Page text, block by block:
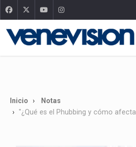
Inicio
Notas
"¿Qué es el Phubbing y cómo